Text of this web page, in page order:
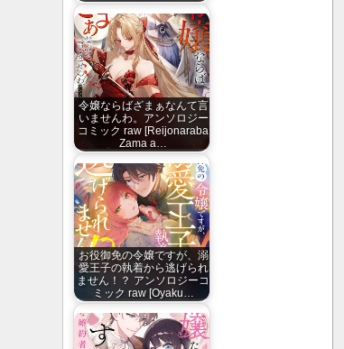
令嬢ならばざまぁなんて言
いませんわ。アンソロジー
コミック raw [Reijonaraba
Zama a…
お役御免の令嬢ですが、溺
愛王子の執着から逃げられ
ません！？ アンソロジーコ
ミック raw [Oyaku…